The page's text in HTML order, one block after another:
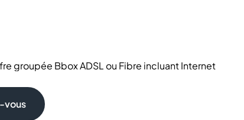
groupée Bbox ADSL ou Fibre incluant Internet
Xiaomi
vous